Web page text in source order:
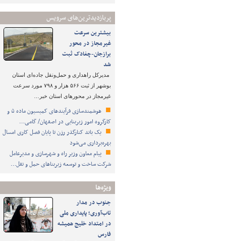
پربازدیدترین‌های سرویس
بیشترین سرعت
غیرمجاز در محور
برازجان-چغادک ثبت
شد
مدیرکل راهداری و حمل‌ونقل جاده‌ای استان
بوشهر از ثبت ۵۶۶ هزار و ۷۹۸ مورد سرعت
غیرمجاز در محورهای استان خبر…
هوشمندسازی فرآیندهای کمیسیون ماده ۵ و
کارگروه امور زیربنایی در اصفهان/ گامی…
یک باند کنارگذر رزن تا پایان فصل کاری امسال
بهره‌برداری می‌شود
پیام معاون وزیر راه و شهرسازی و مدیرعامل
شرکت ساخت و توسعه زیربناهای حمل و نقل…
ویژه‌ها
جنوب در مدار
تاب‌آوری؛ پایداری ملی
در امتداد خلیج همیشه
فارس